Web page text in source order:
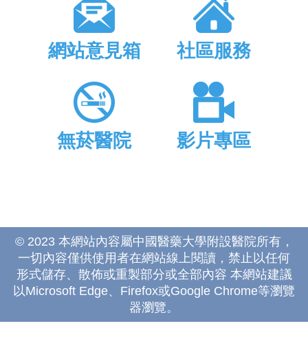
網站意見箱 社區服務
無菸醫院 影片專區
© 2023 本網站內容屬中國醫藥大學附設醫院所有，
一切內容僅供使用者在網站線上閱讀，禁止以任何
形式儲存、散佈或重製部分或全部內容 本網站建議
以Microsoft Edge、Firefox或Google Chrome等瀏覽
器瀏覽。